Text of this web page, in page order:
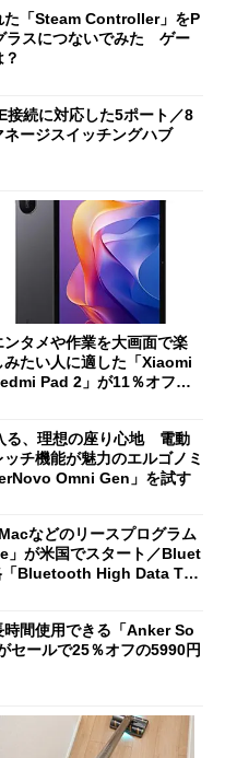
た「Steam Controller」をP
ラスにつないでみた ゲー
接続に対応した5ポート／8
ージスイッチングハブ
ンタメや作業を大画面で楽
みたい人に適した「Xiaomi
Pad 2」が11％オフの
る、理想の座り心地 電動
チ機能が魅力のエルゴノミ
Omni Gen」を試す
などのリースプログラム
」が米国でスタート／Bluet
Bluetooth High Data Thr
時間使用できる「Anker So
セールで25％オフの5990円